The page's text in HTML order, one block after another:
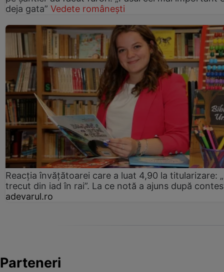
deja gata” Vedete românești
Reacția învățătoarei care a luat 4,90 la titularizare:
trecut din iad în rai”. La ce notă a ajuns după
adevarul.ro
Parteneri